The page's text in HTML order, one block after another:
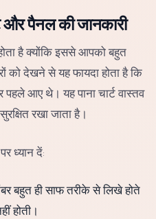
और पैनल की जानकारी
है क्योंकि इससे आपको बहुत
को देखने से यह फायदा होता है कि
आए थे। यह पाना चार्ट वास्तव
रखा जाता है।
ध्यान दें:
बहुत ही साफ तरीके से लिखे होते
होती।